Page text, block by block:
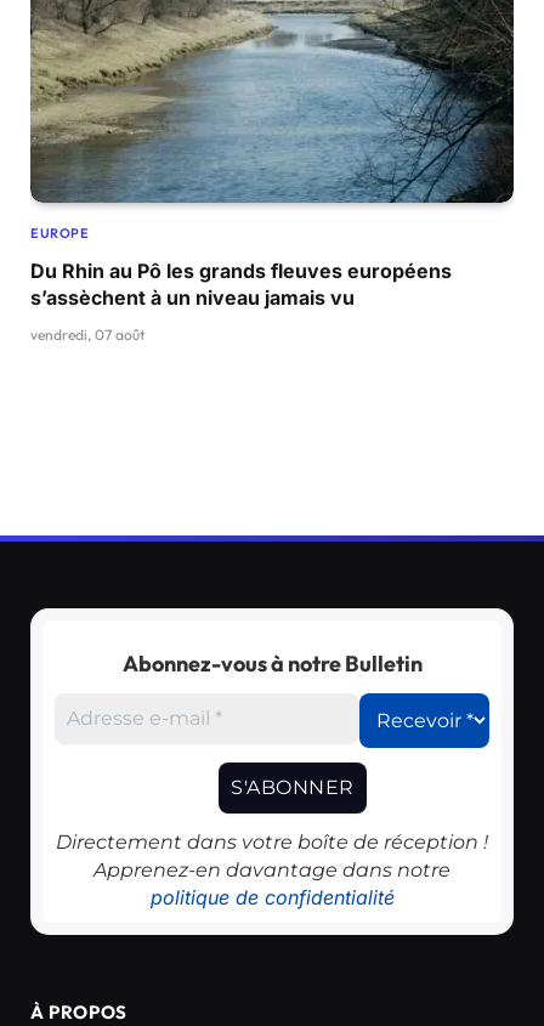
EUROPE
Du Rhin au Pô les grands fleuves européens
s’assèchent à un niveau jamais vu
vendredi, 07 août
Abonnez-vous à notre Bulletin
Directement dans votre boîte de réception !
Apprenez-en davantage dans notre
politique de confidentialité
À PROPOS